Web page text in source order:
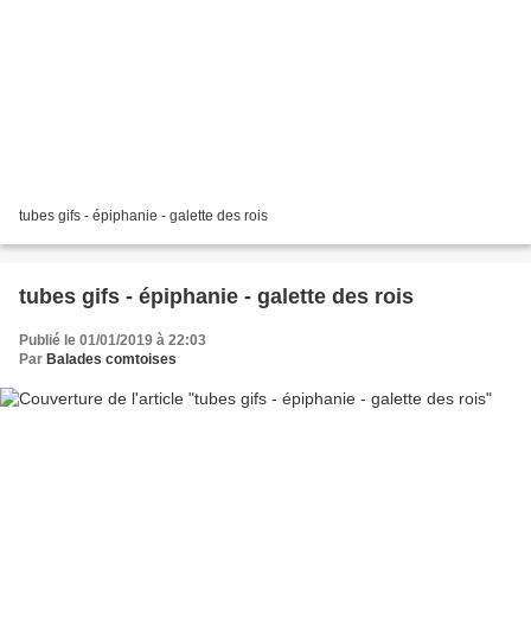
tubes gifs - épiphanie - galette des rois
tubes gifs - épiphanie - galette des rois
Publié le 01/01/2019 à 22:03
Par Balades comtoises